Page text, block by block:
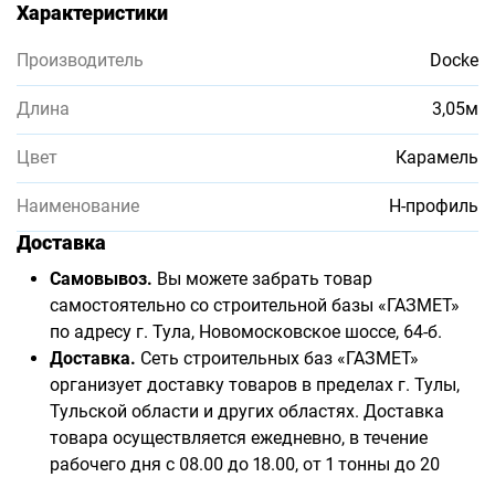
Характеристики
Производитель Docke
Длина 3,05м
Цвет Карамель
Наименование H-профиль
Доставка
Самовывоз. Вы можете забрать товар
самостоятельно со строительной базы «ГАЗМЕТ»
по адресу г. Тула, Новомосковское шоссе, 64-б.
Доставка. Сеть строительных баз «ГАЗМЕТ»
организует доставку товаров в пределах г. Тулы,
Тульской области и других областях. Доставка
товара осуществляется ежедневно, в течение
рабочего дня с 08.00 до 18.00, от 1 тонны до 20